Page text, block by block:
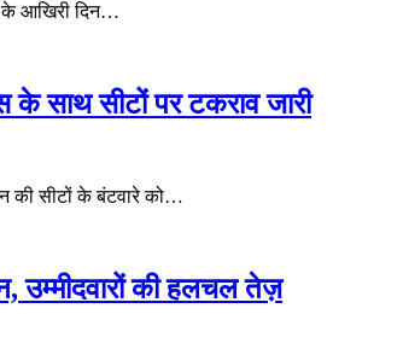
के आखिरी दिन…
साथ सीटों पर टकराव जारी
की सीटों के बंटवारे को…
उम्मीदवारों की हलचल तेज़